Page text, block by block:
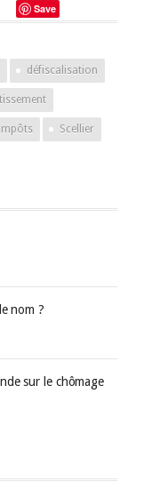
Save
défiscalisation
Scellier
nom ?
sur le chômage